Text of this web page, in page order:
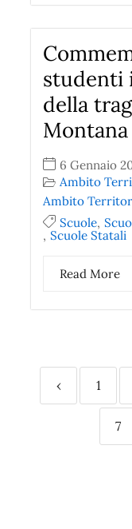
studenti
della
Montana
6 Gennaio
Ambito
Ambito
Scuole,
, Scuole Statali
Read More
‹ 1
7